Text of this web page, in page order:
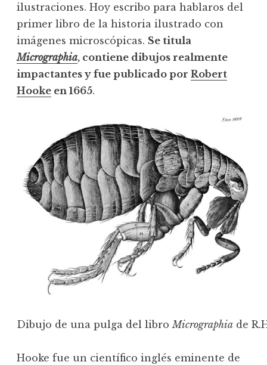
ilustraciones. Hoy escribo para hablaros del
primer libro de la historia ilustrado con
imágenes microscópicas. Se titula
Micrographia, contiene dibujos realmente
impactantes y fue publicado por Robert
Hooke en 1665.
Dibujo de una pulga del libroMicrographia de
Hooke fue un científico inglés eminente de